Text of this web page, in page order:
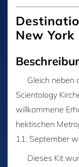
New
Gleich neben
Scientology
willkommene
hektischen
11. September
Dieses Kit